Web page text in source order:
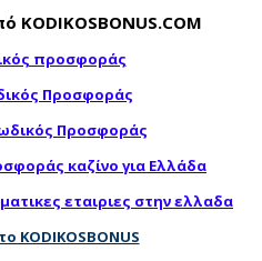
KODIKOSBONUS.COM
προσφοράς
Προσφοράς
Προσφοράς
καζίνο για Ελλάδα
εταιριες στην ελλαδα
KODIKOSBONUS